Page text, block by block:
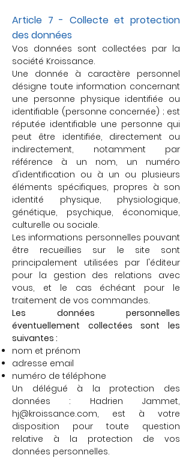
Article 7 - Collecte et protection
des données
Vos données sont collectées par la
société Kroissance.
Une donnée à caractère personnel
désigne toute information concernant
une personne physique identifiée ou
identifiable (personne concernée) ; est
réputée identifiable une personne qui
peut être identifiée, directement ou
indirectement, notamment par
référence à un nom, un numéro
d'identification ou à un ou plusieurs
éléments spécifiques, propres à son
identité physique, physiologique,
génétique, psychique, économique,
culturelle ou sociale.
Les informations personnelles pouvant
être recueillies sur le site sont
principalement utilisées par l'éditeur
pour la gestion des relations avec
vous, et le cas échéant pour le
traitement de vos commandes.
Les données personnelles
éventuellement collectées sont les
suivantes :
nom et prénom
adresse email
numéro de téléphone
Un délégué à la protection des
données : Hadrien Jammet,
hj@kroissance.com, est à votre
disposition pour toute question
relative à la protection de vos
données personnelles.